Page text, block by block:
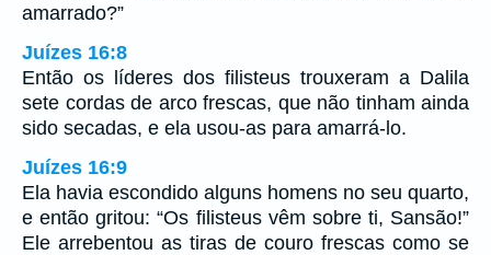
amarrado?”
Juízes 16:8
Então os líderes dos filisteus trouxeram a Dalila
sete cordas de arco frescas, que não tinham ainda
sido secadas, e ela usou-as para amarrá-lo.
Juízes 16:9
Ela havia escondido alguns homens no seu quarto,
e então gritou: “Os filisteus vêm sobre ti, Sansão!”
Ele arrebentou as tiras de couro frescas como se